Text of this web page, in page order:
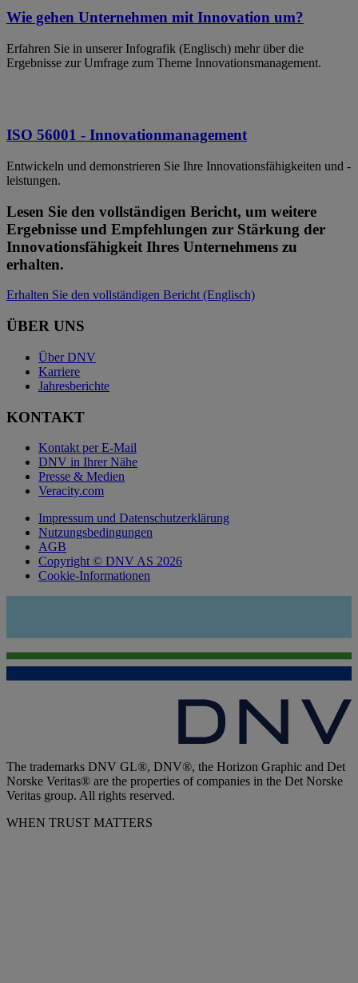
Wie gehen Unternehmen mit Innovation um?
Erfahren Sie in unserer Infografik (Englisch) mehr über die
Ergebnisse zur Umfrage zum Theme Innovationsmanagement.
ISO 56001 - Innovationmanagement
Entwickeln und demonstrieren Sie Ihre Innovationsfähigkeiten und -
leistungen.
Lesen Sie den vollständigen Bericht, um weitere
Ergebnisse und Empfehlungen zur Stärkung der
Innovationsfähigkeit Ihres Unternehmens zu
erhalten.
Erhalten Sie den vollständigen Bericht (Englisch)
ÜBER UNS
Über DNV
Karriere
Jahresberichte
KONTAKT
Kontakt per E-Mail
DNV in Ihrer Nähe
Presse & Medien
Veracity.com
Impressum und Datenschutzerklärung
Nutzungsbedingungen
AGB
Copyright © DNV AS 2026
Cookie-Informationen
The trademarks DNV GL®, DNV®, the Horizon Graphic and Det
Norske Veritas® are the properties of companies in the Det Norske
Veritas group. All rights reserved.
WHEN TRUST MATTERS